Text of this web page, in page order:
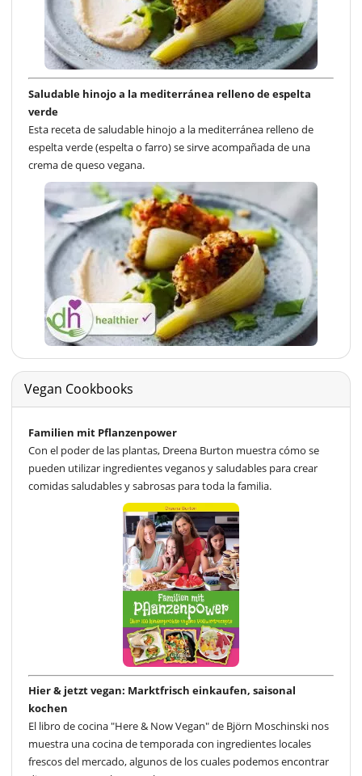
Saludable hinojo a la mediterránea relleno de espelta
verde
Esta receta de saludable hinojo a la mediterránea relleno de
espelta verde (espelta o farro) se sirve acompañada de una
crema de queso vegana.
Vegan Cookbooks
Familien mit Pflanzenpower
Con el poder de las plantas, Dreena Burton muestra cómo se
pueden utilizar ingredientes veganos y saludables para crear
comidas saludables y sabrosas para toda la familia.
Hier & jetzt vegan: Marktfrisch einkaufen, saisonal
kochen
El libro de cocina "Here & Now Vegan" de Björn Moschinski nos
muestra una cocina de temporada con ingredientes locales
frescos del mercado, algunos de los cuales podemos encontrar